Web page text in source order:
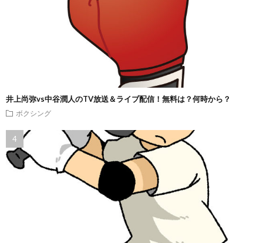
井上尚弥vs中谷潤人のTV放送＆ライブ配信！無料は？何時から？
ボクシング